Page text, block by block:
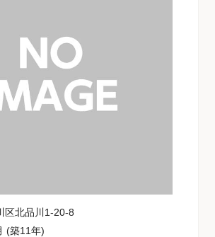
区北品川1-20-8
(築11年)